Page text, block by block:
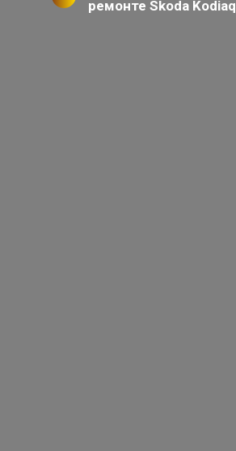
ремонте Skoda Kodiaq